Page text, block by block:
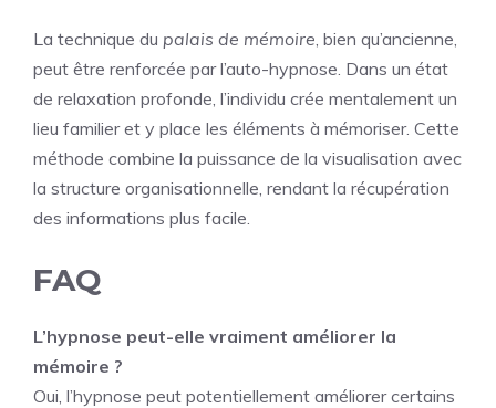
La technique du palais de mémoire, bien qu’ancienne,
peut être renforcée par l’auto-hypnose. Dans un état
de relaxation profonde, l’individu crée mentalement un
lieu familier et y place les éléments à mémoriser. Cette
méthode combine la puissance de la visualisation avec
la structure organisationnelle, rendant la récupération
des informations plus facile.
FAQ
L’hypnose peut-elle vraiment améliorer la
mémoire ?
Oui, l’hypnose peut potentiellement améliorer certains